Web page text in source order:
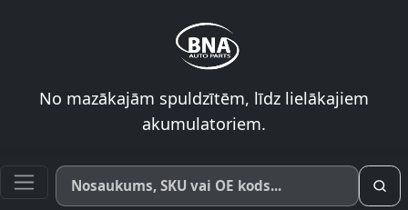
No mazākajām spuldzītēm, līdz lielākajiem
akumulatoriem.
Meklēt pēc produkta nosaukuma, SKU vai OE koda